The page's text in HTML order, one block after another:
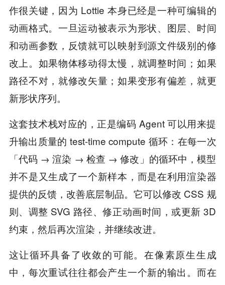
作很关键，因为 Lottie 本身已经是一种可编辑的
动画格式。一旦运动被表示为形状、图层、时间
和动画参数，反馈就可以映射到源文件级别的修
改上。如果物体移动得太慢，就调整时间；如果
路径不对，就修改矢量；如果变形有偏差，就更
新形状序列。
这套技术栈对应的，正是编码 Agent 可以用来提
升输出质量的 test-time compute 循环：在每一次
「代码 → 渲染 → 检查 → 修改」的循环中，模型
并不是又生成了一个新样本，而是在利用渲染器
提供的反馈，改善底层制品。它可以修改 CSS 规
则、调整 SVG 路径、修正动画时间，或更新 3D
约束，然后再次渲染，并继续改进。
这让循环具备了收敛的可能。在像素原生生成
中，每次重试往往都会产生一个新的输出。而在